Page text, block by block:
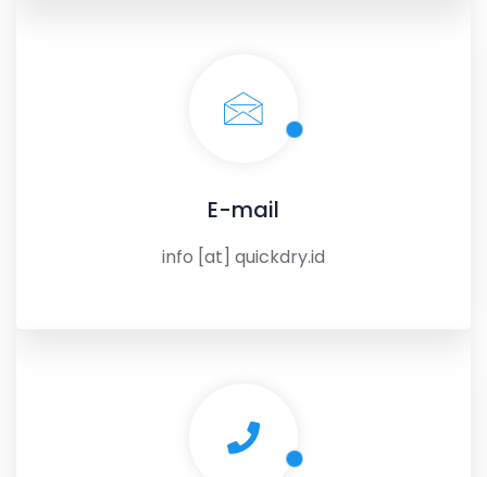
E-mail
info [at] quickdry.id